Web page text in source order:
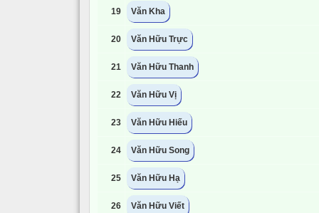
19 Văn Kha
20 Văn Hữu Trực
21 Văn Hữu Thanh
22 Văn Hữu Vị
23 Văn Hữu Hiếu
24 Văn Hữu Song
25 Văn Hữu Hạ
26 Văn Hữu Viết